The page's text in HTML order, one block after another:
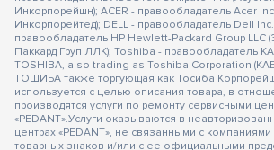
Инкорпорейшн); ACER - правообладатель Acer
Инкорпорейтед); DELL - правообладатель Dell
правообладатель HP Hewlett-Packard Group LLC
Паккард Груп ЛЛК); Toshiba - правообладатель
TOSHIBA, also trading as Toshiba Corporation
ТОШИБА также торгующая как Тосиба
используется с целью описания товара, в
производятся услуги по ремонту сервисными
«PEDANT».Услуги оказываются в
центрах «PEDANT», не связанными с
товарных знаков и/или с ее официальными